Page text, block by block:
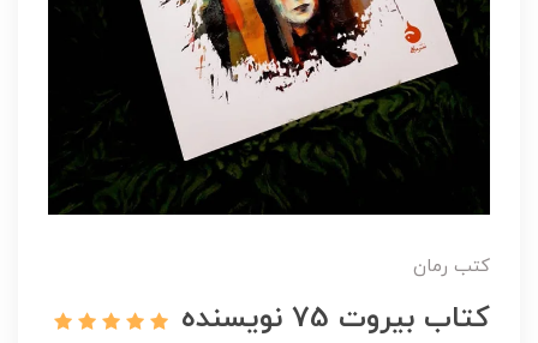
کتب رمان
کتاب بیروت 75 نویسنده